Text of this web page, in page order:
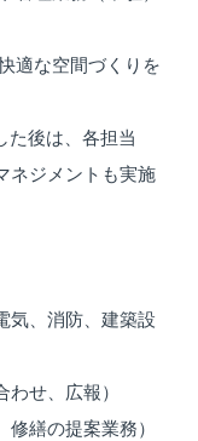
適な空間づくりを
た後は、各担当
ネジメントも実施
気、消防、建築設
せ、広報）
繕の提案業務）